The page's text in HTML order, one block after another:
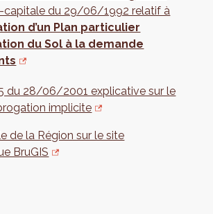
capitale du 29/06/1992 relatif à
d’un Plan particulier
du Sol à la demande
du 28/06/2001 explicative sur le
implicite
de la Région sur le site
BruGIS